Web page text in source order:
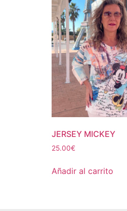
JERSEY MICKEY
25.00€
Añadir al carrito